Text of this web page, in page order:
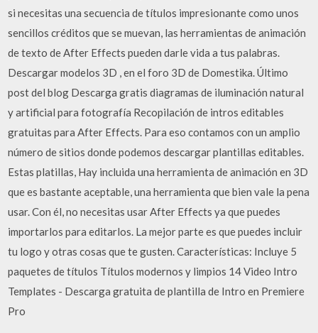
si necesitas una secuencia de títulos impresionante como unos
sencillos créditos que se muevan, las herramientas de animación
de texto de After Effects pueden darle vida a tus palabras.
Descargar modelos 3D , en el foro 3D de Domestika. Último
post del blog Descarga gratis diagramas de iluminación natural
y artificial para fotografía Recopilación de intros editables
gratuitas para After Effects. Para eso contamos con un amplio
número de sitios donde podemos descargar plantillas editables.
Estas platillas, Hay incluida una herramienta de animación en 3D
que es bastante aceptable, una herramienta que bien vale la pena
usar. Con él, no necesitas usar After Effects ya que puedes
importarlos para editarlos. La mejor parte es que puedes incluir
tu logo y otras cosas que te gusten. Características: Incluye 5
paquetes de títulos Títulos modernos y limpios 14 Video Intro
Templates - Descarga gratuita de plantilla de Intro en Premiere
Pro